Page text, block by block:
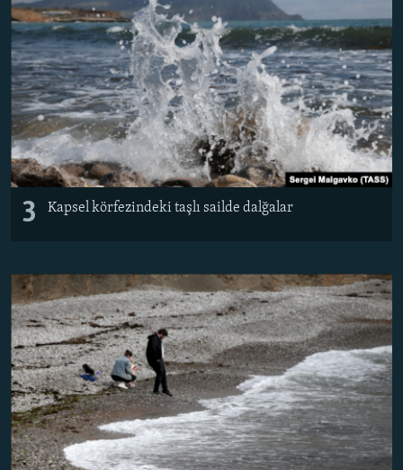
3 Kapsel körfezindeki taşlı sailde dalğalar